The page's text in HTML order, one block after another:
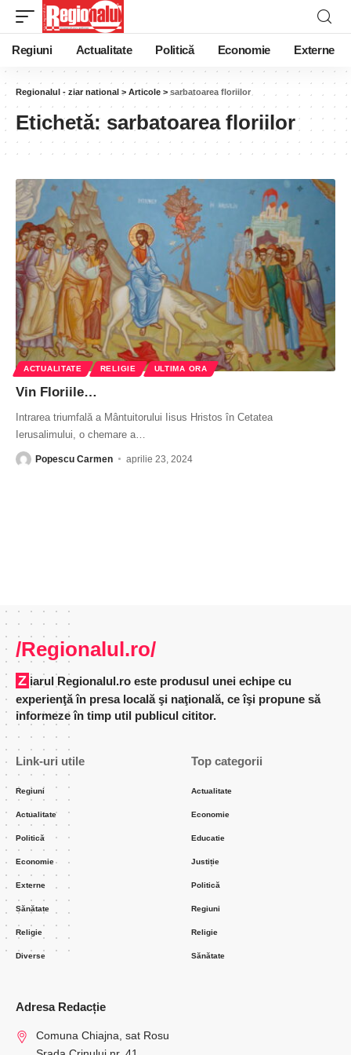
Regiuni Actualitate Politică Economie Externe
Regionalul - ziar national > Articole > sarbatoarea floriilor
Etichetă: sarbatoarea floriilor
ACTUALITATE RELIGIE ULTIMA ORA
Vin Floriile…
Intrarea triumfală a Mântuitorului Iisus Hristos în Cetatea
Ierusalimului, o chemare a
Popescu Carmen aprilie 23, 2024
/Regionalul.ro/
Ziarul Regionalul.ro este produsul unei echipe cu
experienţă în presa locală şi naţională, ce îşi propune să
informeze în timp util publicul cititor.
Link-uri utile
Regiuni
Actualitate
Politică
Economie
Externe
Sănătate
Religie
Diverse
Top categorii
Actualitate
Economie
Educatie
Justiție
Politică
Regiuni
Religie
Sănătate
Adresa Redacție
Comuna Chiajna, sat Rosu